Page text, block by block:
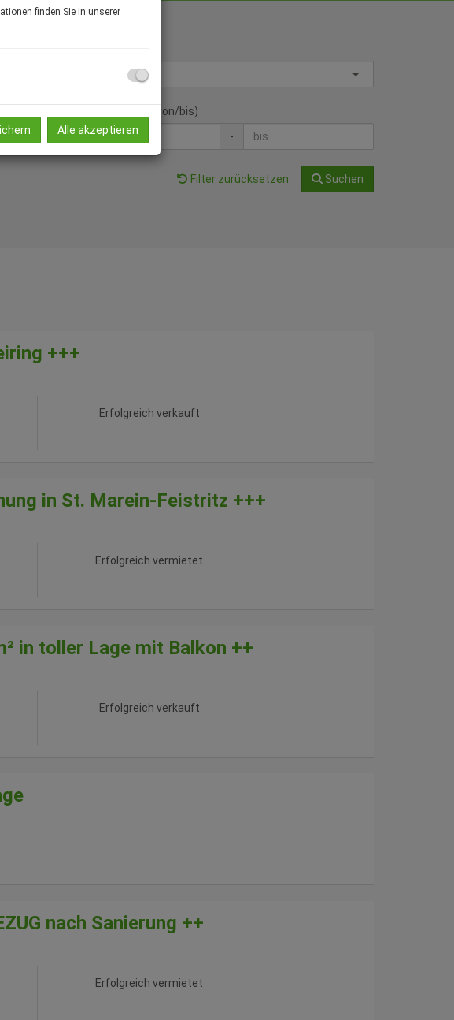
Wohnfläche (von/bis)
-
Filter zurücksetzen Suchen
+++
Erfolgreich verkauft
in St. Marein-Feistritz +++
Erfolgreich vermietet
in toller Lage mit Balkon ++
Erfolgreich verkauft
nach Sanierung ++
Erfolgreich vermietet
finden Sie in unserer
Alle akzeptieren